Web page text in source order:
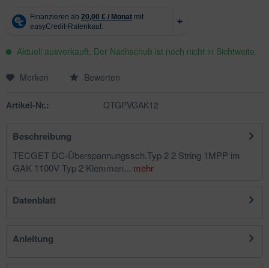
Aktuell ausverkauft. Der Nachschub ist noch nicht in Sichtweite.
Merken Bewerten
Artikel-Nr.: QTGPVGAK12
Beschreibung
TECGET DC-Überspannungssch.Typ 2 2 String 1MPP im
GAK 1100V Typ 2 Klemmen...
mehr
Datenblatt
Anleitung